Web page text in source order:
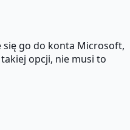
się go do konta Microsoft,
opcji, nie musi to